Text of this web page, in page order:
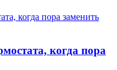
когда пора